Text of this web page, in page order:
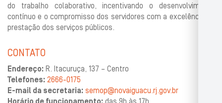
do trabalho
colaborativo, incentivando o desenvolvimento
contínuo e o compromisso dos servidores com a excelência na
prestação dos serviços públicos.
CONTATO
Endereço: R. Itacuruça, 137 – Centro
Telefones: 2666-0175
E-mail da secretaria: semop@novaiguacu.rj.gov.br